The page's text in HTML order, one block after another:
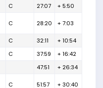
C 27:07 + 5:50
C 28:20 + 7:03
C 32:11
+ 10:54
C 37:59
+ 16:42
47:51 + 26:34
C 51:57 + 30:40